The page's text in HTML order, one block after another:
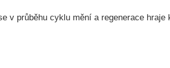
v průběhu cyklu mění a regenerace